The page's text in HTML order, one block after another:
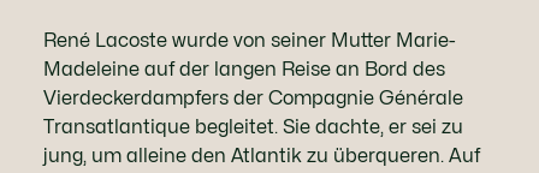
René Lacoste wurde von seiner Mutter Marie-
Madeleine auf der langen Reise an Bord des
Vierdeckerdampfers der Compagnie Générale
Transatlantique begleitet. Sie dachte, er sei zu
jung, um alleine den Atlantik zu überqueren. Auf